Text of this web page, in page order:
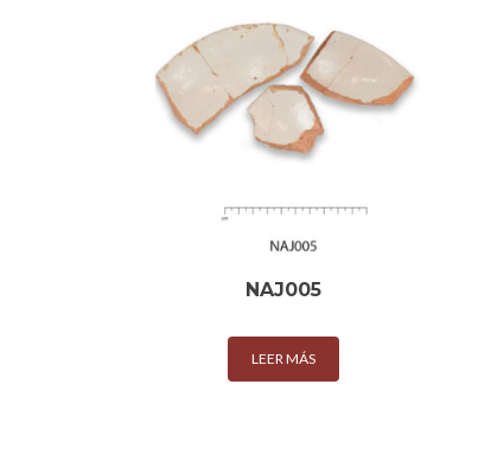
NAJ005
LEER MÁS